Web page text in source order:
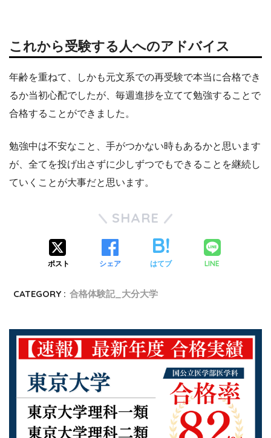
これから受験する人へのアドバイス
年齢を重ねて、しかも元文系での再受験で本当に合格でき
るか当初心配でしたが、毎週進捗を立てて勉強することで
合格することができました。
勉強中は不安なこと、手がつかない時もあるかと思います
が、全てを投げ出さずに少しずつでもできることを継続し
ていくことが大事だと思います。
SHARE
ポスト シェア はてブ LINE
CATEGORY : 合格体験記_大分大学